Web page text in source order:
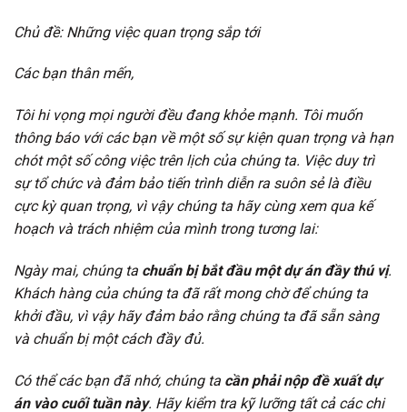
Chủ đề: Những việc quan trọng sắp tới
Các bạn thân mến,
Tôi hi vọng mọi người đều đang khỏe mạnh. Tôi muốn
thông báo với các bạn về một số sự kiện quan trọng và hạn
chót một số công việc trên lịch của chúng ta. Việc duy trì
sự tổ chức và đảm bảo tiến trình diễn ra suôn sẻ là điều
cực kỳ quan trọng, vì vậy chúng ta hãy cùng xem qua kế
hoạch và trách nhiệm của mình trong tương lai:
Ngày mai, chúng ta chuẩn bị bắt đầu một dự án đầy thú vị.
Khách hàng của chúng ta đã rất mong chờ để chúng ta
khởi đầu, vì vậy hãy đảm bảo rằng chúng ta đã sẵn sàng
và chuẩn bị một cách đầy đủ.
Có thể các bạn đã nhớ, chúng ta cần phải nộp đề xuất dự
án vào cuối tuần này. Hãy kiểm tra kỹ lưỡng tất cả các chi